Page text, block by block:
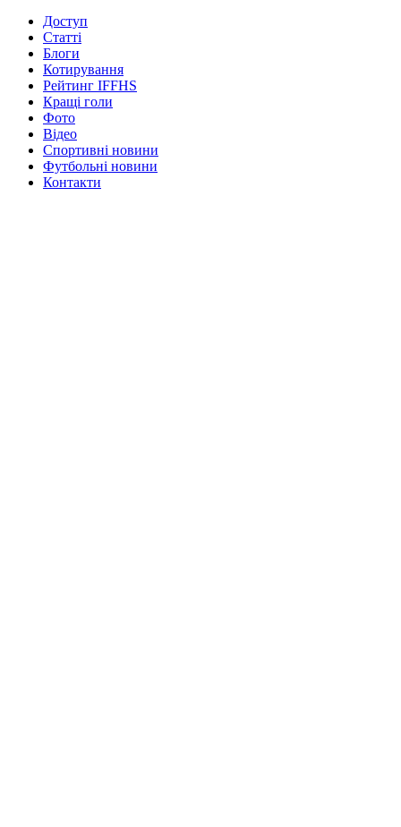
Доступ
Статті
Блоги
Котирування
Рейтинг IFFHS
Кращі голи
Фото
Відео
Спортивні новини
Футбольні новини
Контакти